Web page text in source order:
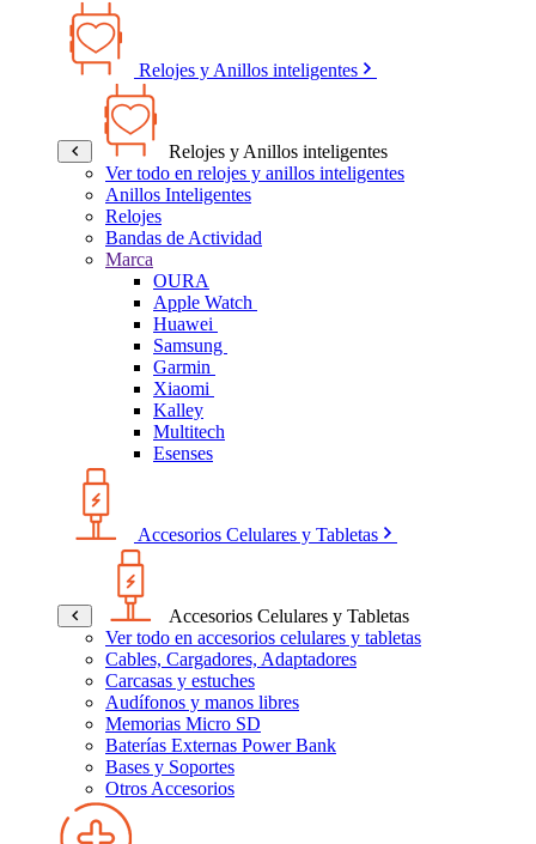
Relojes y Anillos inteligentes
Relojes y Anillos inteligentes
Ver todo en relojes y anillos inteligentes
Anillos Inteligentes
Relojes
Bandas de Actividad
Marca
OURA
Apple Watch
Huawei
Samsung
Garmin
Xiaomi
Kalley
Multitech
Esenses
Accesorios Celulares y Tabletas
Accesorios Celulares y Tabletas
Ver todo en accesorios celulares y tabletas
Cables, Cargadores, Adaptadores
Carcasas y estuches
Audífonos y manos libres
Memorias Micro SD
Baterías Externas Power Bank
Bases y Soportes
Otros Accesorios